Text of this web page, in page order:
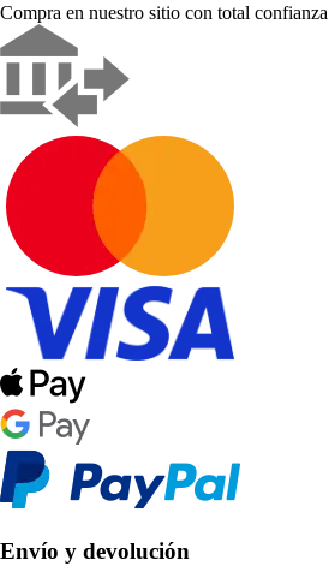
Compra en nuestro sitio con total confianza
Envío y devolución